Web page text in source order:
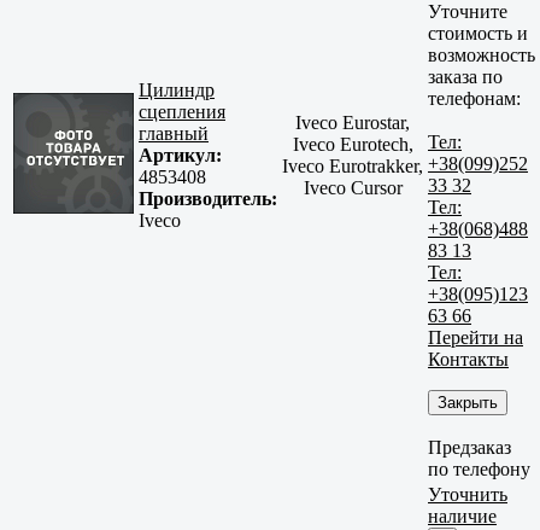
Цилиндр
сцепления
главный
Артикул:
4853408
Производитель:
Iveco
Iveco Eurostar,
Iveco Eurotech,
Iveco Eurotrakker,
Iveco Cursor
Уточните
стоимость и
возможность
заказа по
телефонам:
Тел:
+38(099)252
33 32
Тел:
+38(068)488
83 13
Тел:
+38(095)123
63 66
Перейти на
Контакты
Закрыть
Предзаказ
по телефону
Уточнить
наличие